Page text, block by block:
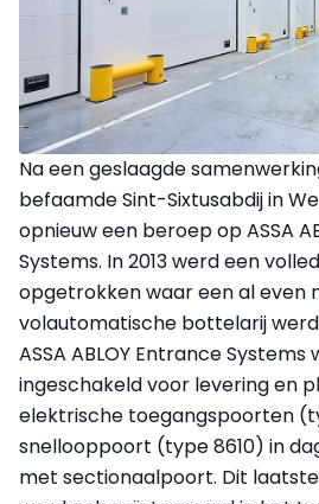
Na een geslaagde
befaamde Sint-Sixtusabdij in
opnieuw een beroep op ASSA
Systems. In 2013 werd een
opgetrokken waar een al even
volautomatische bottelarij
ASSA ABLOY Entrance
ingeschakeld voor levering en
elektrische toegangspoorten
snellooppoort (type 8610) in
met sectionaalpoort. Dit